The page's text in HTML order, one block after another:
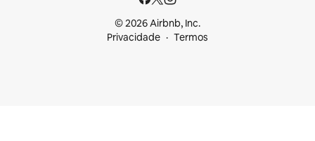
© 2026 Airbnb, Inc.
Privacidade
Termos